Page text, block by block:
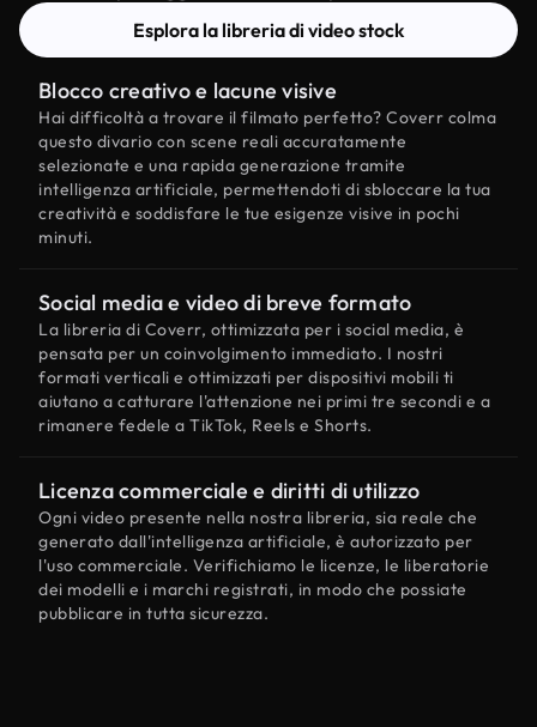
Esplora la libreria di video stock
Blocco creativo e lacune visive
Hai difficoltà a trovare il filmato perfetto? Coverr colma
questo divario con scene reali accuratamente
selezionate e una rapida generazione tramite
intelligenza artificiale, permettendoti di sbloccare la tua
creatività e soddisfare le tue esigenze visive in pochi
minuti.
Social media e video di breve formato
La libreria di Coverr, ottimizzata per i social media, è
pensata per un coinvolgimento immediato. I nostri
formati verticali e ottimizzati per dispositivi mobili ti
aiutano a catturare l'attenzione nei primi tre secondi e a
rimanere fedele a TikTok, Reels e Shorts.
Licenza commerciale e diritti di utilizzo
Ogni video presente nella nostra libreria, sia reale che
generato dall'intelligenza artificiale, è autorizzato per
l'uso commerciale. Verifichiamo le licenze, le liberatorie
dei modelli e i marchi registrati, in modo che possiate
pubblicare in tutta sicurezza.